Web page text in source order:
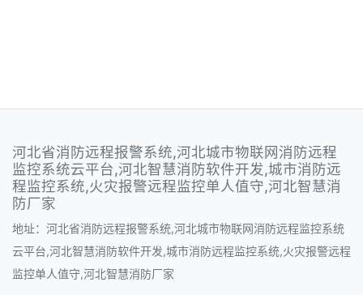
河北省消防远程报警系统,河北城市物联网消防远程
监控系统云平台,河北智慧消防软件开发,城市消防远
程监控系统,火灾报警远程监控单人值守,河北智慧消
防厂家
地址：河北省消防远程报警系统,河北城市物联网消防远程监控系统
云平台,河北智慧消防软件开发,城市消防远程监控系统,火灾报警远程
监控单人值守,河北智慧消防厂家